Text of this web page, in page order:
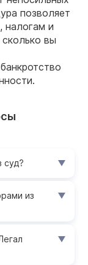
позволяет
налогам и
вы
суд?
из